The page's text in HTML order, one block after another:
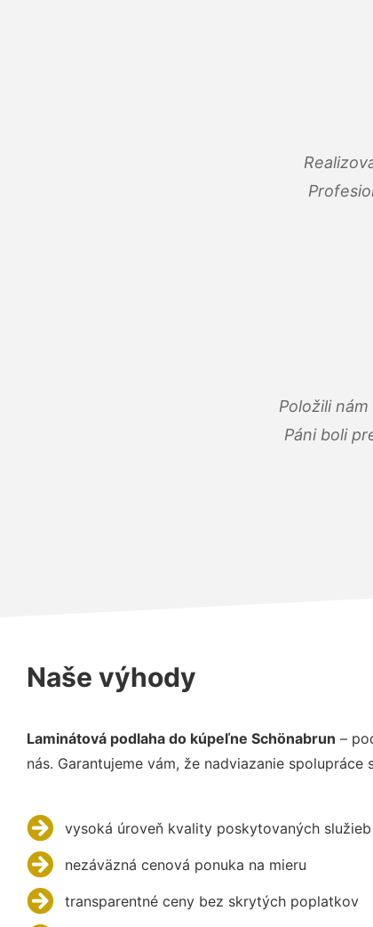
Položili
Páni boli
Naše výhody
Laminátová podlaha do kúpeľne Schönabrun –
nás. Garantujeme vám, že nadviazanie spolupráce
vysoká úroveň kvality poskytovaných služieb
nezáväzná cenová ponuka na mieru
transparentné ceny bez skrytých poplatkov